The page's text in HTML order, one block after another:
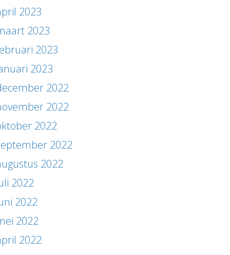
2023
2023
2023
2023
2022
2022
2022
2022
2022
2022
2022
2022
2022